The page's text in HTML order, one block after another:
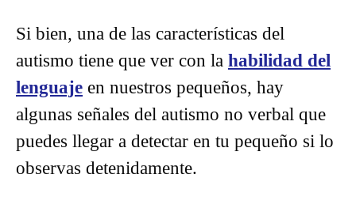
Si bien, una de las características del
autismo tiene que ver con la habilidad del
lenguaje en nuestros pequeños, hay
algunas señales del autismo no verbal que
puedes llegar a detectar en tu pequeño si lo
observas detenidamente.